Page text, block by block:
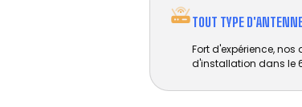
TOUT TYPE
Fort d'expérience,
d'installation dans le